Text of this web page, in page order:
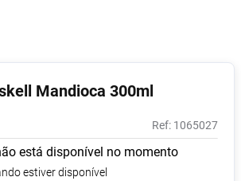
Mandioca 300ml
: 1065027
está disponível no momento
estiver disponível